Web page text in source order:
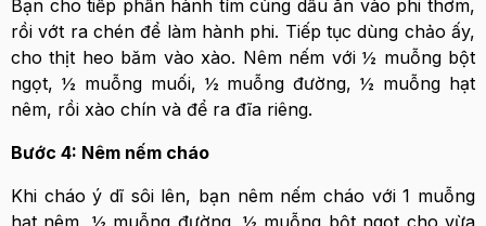
Bạn cho tiếp phần hành tím cùng dầu ăn vào phi thơm,
rồi vớt ra chén để làm hành phi. Tiếp tục dùng chảo ấy,
cho thịt heo băm vào xào. Nêm nếm với ½ muỗng bột
ngọt, ½ muỗng muối, ½ muỗng đường, ½ muỗng hạt
nêm, rồi xào chín và để ra đĩa riêng.
Bước 4: Nêm nếm cháo
Khi cháo ý dĩ sôi lên, bạn nêm nếm cháo với 1 muỗng